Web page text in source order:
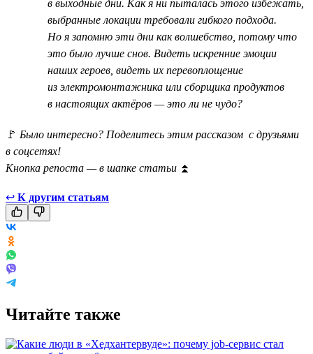
в выходные дни. Как я ни пыталась этого избежать,
выбранные локации требовали гибкого подхода.
Но я запомню эти дни как волшебство, потому что
это было лучше снов. Видеть искренние эмоции
наших героев, видеть их перевоплощение
из электромонтажника или сборщика продуктов
в настоящих актёров — это ли не чудо?
🚩 Было интересно? Поделитесь этим рассказом с друзьями
в соцсетях!
Кнопка репоста — в шапке статьи ⏫
↩ К другим статьям
Читайте также